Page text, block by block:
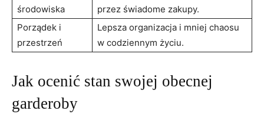
środowiska
przez świadome zakupy.
Porządek i
przestrzeń
Lepsza organizacja i mniej chaosu
w codziennym życiu.
Jak ocenić stan swojej obecnej
garderoby